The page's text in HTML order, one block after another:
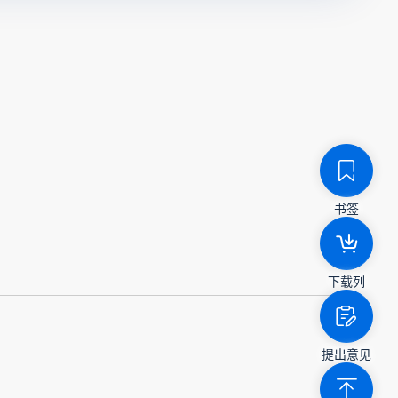
书签
下载列
提出意见